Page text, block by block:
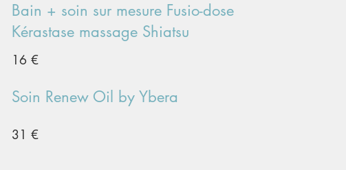
Bain + soin sur mesure Fusio-dose
Kérastase massage Shiatsu
16 €
Soin Renew Oil by Ybera
31 €